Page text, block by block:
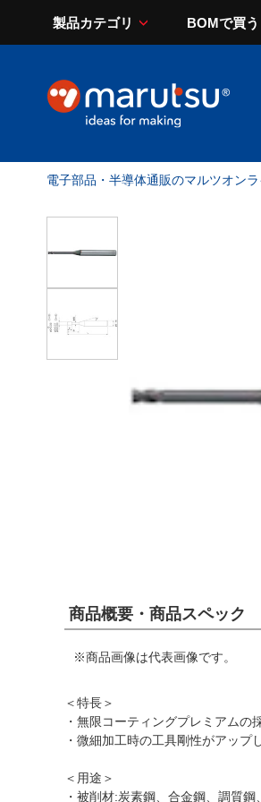
製品カテゴリ BOMで買う
電子部品・半導体通販のマルツオン
商品概要・商品スペック
※商品画像は代表画像です。
＜特長＞
・無限コーティングプレミアムの
・微細加工時の工具剛性がアップ
＜用途＞
・被削材:炭素鋼、合金鋼、調質鋼